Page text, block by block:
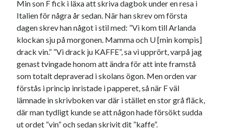
Min son F fick i läxa att skriva dagbok under en resa i
Italien för några år sedan. När han skrev om första
dagen skrev han något i stil med: ”Vi kom till Arlanda
klockan sju på morgonen. Mamma och U [min kompis]
drack vin.” ”Vi drack ju KAFFE”, sa vi upprört, varpå jag
genast tvingade honom att ändra för att inte framstå
som totalt depraverad i skolans ögon. Men orden var
förstås i princip inristade i papperet, så när F väl
lämnade in skrivboken var där i stället en stor grå fläck,
där man tydligt kunde se att någon hade försökt sudda
ut ordet ”vin” och sedan skrivit dit ”kaffe”.